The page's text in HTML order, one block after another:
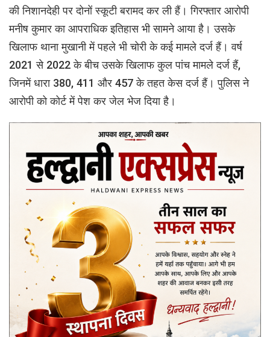
की निशानदेही पर दोनों स्कूटी बरामद कर ली हैं। गिरफ्तार आरोपी
मनीष कुमार का आपराधिक इतिहास भी सामने आया है। उसके
खिलाफ थाना मुखानी में पहले भी चोरी के कई मामले दर्ज हैं। वर्ष
2021 से 2022 के बीच उसके खिलाफ कुल पांच मामले दर्ज हैं,
जिनमें धारा 380, 411 और 457 के तहत केस दर्ज हैं। पुलिस ने
आरोपी को कोर्ट में पेश कर जेल भेज दिया है।